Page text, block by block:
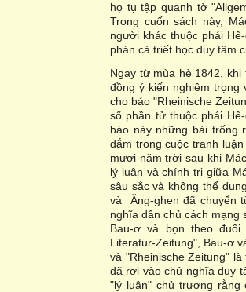
họ tụ tập quanh tờ
Trong cuốn sách này,
người khác thuộc phái
phán cả triết học duy tâm
Ngay từ mùa hè 1842,
đồng ý kiến nghiêm trọng
cho báo "Rheinische
số phần tử thuộc phái
báo này những bài trống
đắm trong cuộc tranh
mươi năm trời sau khi
lý luận và chính trị giữa
sâu sắc và không thể
và Ăng-ghen đã chuyển
nghĩa dân chủ cách mạng
Bau-ơ và bọn theo
Literatur-Zeitung", Bau-ơ
và "Rheinische Zeitung"
đã rơi vào chủ nghĩa duy
"lý luận" chủ trương rằng